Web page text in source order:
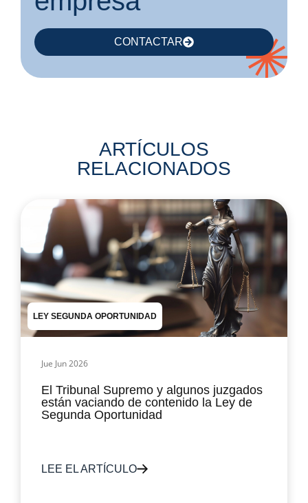
CONTACTAR
ARTÍCULOS
RELACIONADOS
LEY SEGUNDA OPORTUNIDAD
Jue Jun 2026
El Tribunal Supremo y algunos juzgados
están vaciando de contenido la Ley de
Segunda Oportunidad
LEE EL ARTÍCULO